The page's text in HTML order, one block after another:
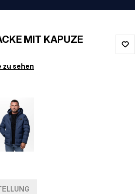
MIT KAPUZE
zu sehen